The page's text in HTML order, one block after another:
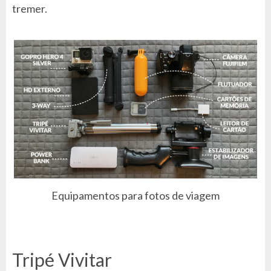
tremer.
Equipamentos para fotos de viagem
Tripé Vivitar